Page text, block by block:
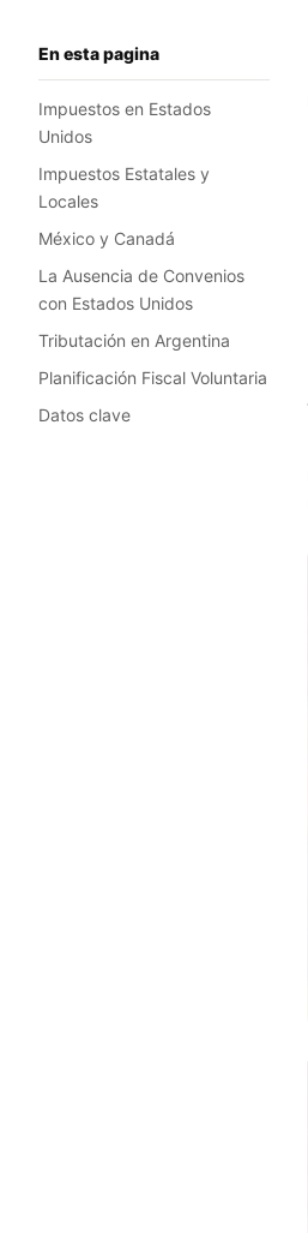
En esta pagina
Impuestos en Estados
Unidos
Impuestos Estatales y
Locales
México y Canadá
La Ausencia de Convenios
con Estados Unidos
Tributación en Argentina
Planificación Fiscal Voluntaria
Datos clave